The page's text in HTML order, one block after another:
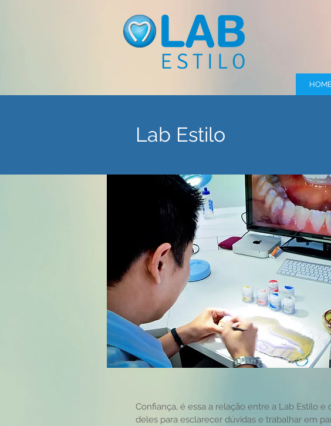
Lab Estilo
Confiança, é essa a relação entre a Lab Estilo
deles para esclarecer dúvidas e trabalhar em